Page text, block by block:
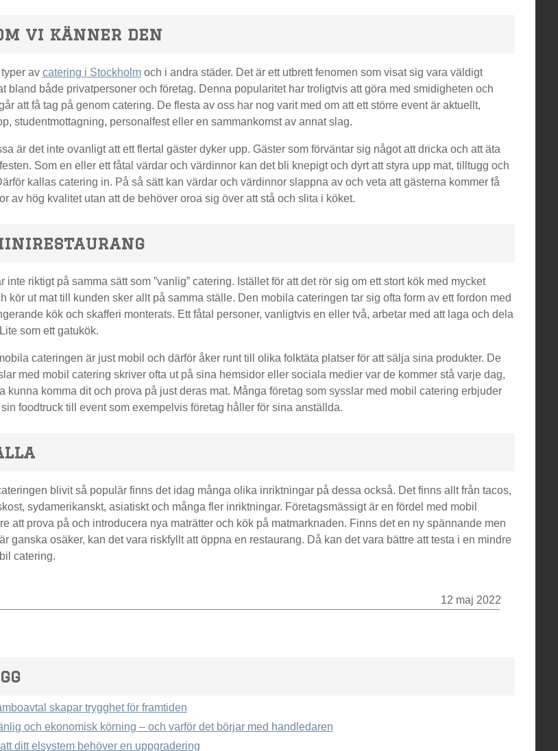
vi känner den
av catering i Stockholmoch i andra städer. Det är ett utbrett fenomen som visat sig vara väldigt
bland både privatpersoner och företag. Denna popularitet har troligtvis att göra med smidigheten och
att få tag på genom catering. De flesta av oss har nog varit med om att ett större event är aktuellt,
studentmottagning, personalfest eller en sammankomst av annat slag.
är det inte ovanligt att ett flertal gäster dyker upp. Gäster som förväntar sig något att dricka och att äta
Som en eller ett fåtal värdar och värdinnor kan det bli knepigt och dyrt att styra upp mat, tilltugg och
kallas catering in. På så sätt kan värdar och värdinnor slappna av och veta att gästerna kommer få
av hög kvalitet utan att de behöver oroa sig över att stå och slita i köket.
inte riktigt på samma sätt som ”vanlig” catering. Istället för att det rör sig om ett stort kök med mycket
kör ut mat till kunden sker allt på samma ställe. Den mobila cateringen tar sig ofta form av ett fordon med
kök och skafferi monterats. Ett fåtal personer, vanligtvis en eller två, arbetar med att laga och dela
som ett gatukök.
cateringen är just mobil och därför åker runt till olika folktäta platser för att sälja sina produkter. De
med mobil catering skriver ofta ut på sina hemsidor eller sociala medier var de kommer stå varje dag,
kunna komma dit och prova på just deras mat. Många företag som sysslar med mobil catering erbjuder
foodtruck till event som exempelvis företag håller för sina anställda.
blivit så populär finns det idag många olika inriktningar på dessa också. Det finns allt från tacos,
sydamerikanskt, asiatiskt och många fler inriktningar. Företagsmässigt är en fördel med mobil
att prova på och introducera nya maträtter och kök på matmarknaden. Finns det en ny spännande men
ganska osäker, kan det vara riskfyllt att öppna en restaurang. Då kan det vara bättre att testa i en mindre
catering.
12 maj 2022
skapar trygghet för framtiden
och ekonomisk körning – och varför det börjar med handledaren
ditt elsystem behöver en uppgradering